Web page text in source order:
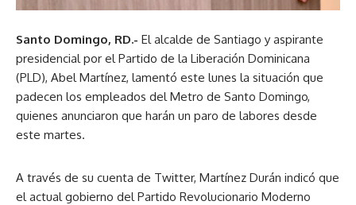
Santo Domingo, RD.- El alcalde de Santiago y aspirante
presidencial por el Partido de la Liberación Dominicana
(PLD), Abel Martínez, lamentó este lunes la situación que
padecen los empleados del Metro de Santo Domingo,
quienes anunciaron que harán un paro de labores desde
este martes.
A través de su cuenta de Twitter, Martínez Durán indicó que
el actual gobierno del Partido Revolucionario Moderno